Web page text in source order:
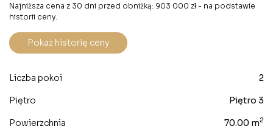
Najniższa cena z 30 dni przed obniżką: 903 000 zł - na podstawie
historii ceny.
Pokaż historię ceny
Liczba pokoi 2
Piętro Piętro 3
Powierzchnia 70.00 m2